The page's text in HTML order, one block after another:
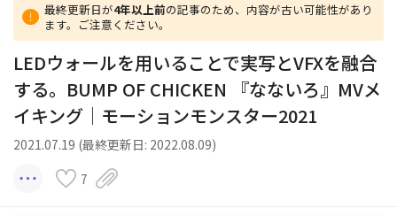
最終更新日が4年以上前の記事のため、内容が古い可能性があり
ます。ご注意ください。
LEDウォールを用いることで実写とVFXを融合
する。BUMP OF CHICKEN 『なないろ』MVメ
イキング｜モーションモンスター2021
2021.07.19 (最終更新日: 2022.08.09)
7